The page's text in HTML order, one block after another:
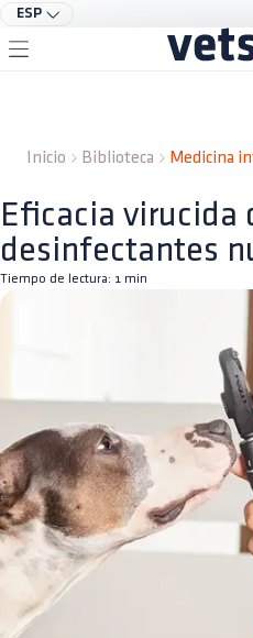
ESP
Inicio Biblioteca Medicina
Eficacia virucida
desinfectantes
Tiempo de lectura: 1 min